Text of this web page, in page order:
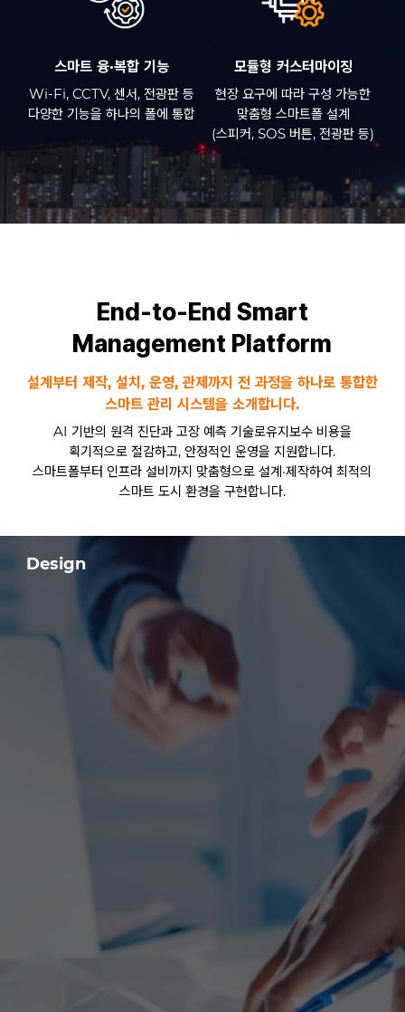
스마트 융·복합 기능
Wi-Fi, CCTV, 센서, 전광판 등
다양한 기능을 하나의 폴에 통합
모듈형 커스터마이징
현장 요구에 따라 구성 가능한
맞춤형 스마트폴 설계
(스피커, SOS 버튼, 전광판 등)
End-to-End Smart
Management Platform
설계부터 제작, 설치, 운영, 관제까지 전 과정을 하나로 통합한
스마트 관리 시스템을 소개합니다.
AI 기반의 원격 진단과 고장 예측 기술로유지보수 비용을
획기적으로 절감하고, 안정적인 운영을 지원합니다.
스마트폴부터 인프라 설비까지 맞춤형으로 설계·제작하여 최적의
스마트 도시 환경을 구현합니다.
Design